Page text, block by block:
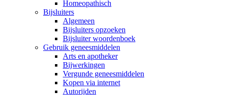
Homeopathisch
Bijsluiters
Algemeen
Bijsluiters opzoeken
Bijsluiter woordenboek
Gebruik geneesmiddelen
Arts en apotheker
Bijwerkingen
Vergunde geneesmiddelen
Kopen via internet
Autorijden